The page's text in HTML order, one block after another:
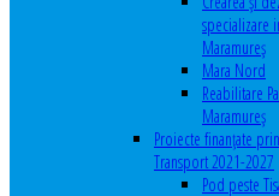
specializare
Maramureș
Mara Nord
Reabilitare
Maramureș
Proiecte finanțate
Transport 2021-2027
Pod peste